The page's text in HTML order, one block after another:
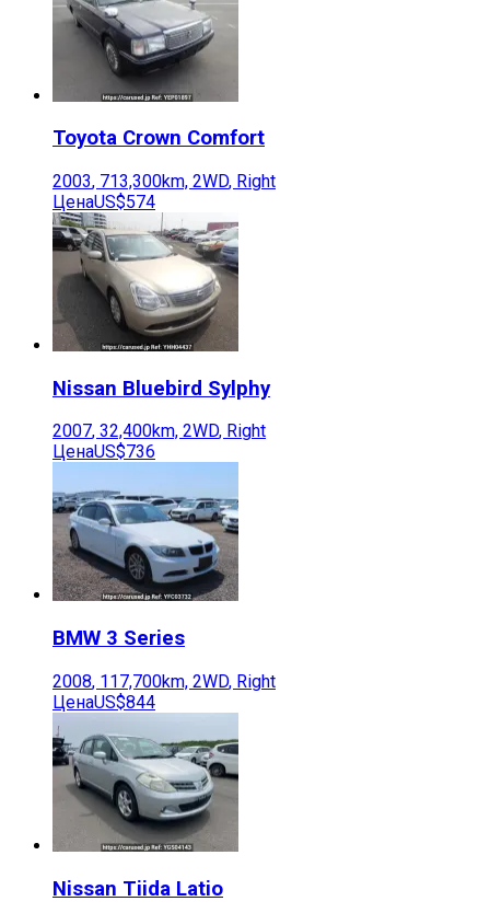
Toyota Crown Comfort
2003, 713,300km, 2WD, Right
ЦенаUS$574
Nissan Bluebird Sylphy
2007, 32,400km, 2WD, Right
ЦенаUS$736
BMW 3 Series
2008, 117,700km, 2WD, Right
ЦенаUS$844
Nissan Tiida Latio